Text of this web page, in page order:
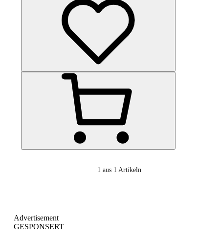
1 aus 1 Artikeln
Advertisement
GESPONSERT